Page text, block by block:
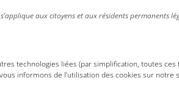
aux citoyens et aux résidents permanents
technologies liées (par simplification, toutes
informons de l’utilisation des cookies sur notre